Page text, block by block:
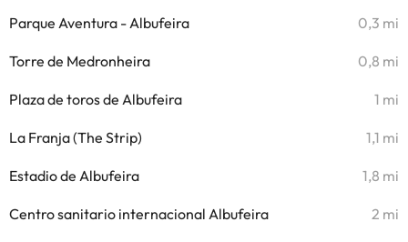
Parque Aventura - Albufeira 0,3 mi
Torre de Medronheira 0,8 mi
Plaza de toros de Albufeira 1 mi
La Franja (The Strip) 1,1 mi
Estadio de Albufeira 1,8 mi
Centro sanitario internacional Albufeira 2 mi